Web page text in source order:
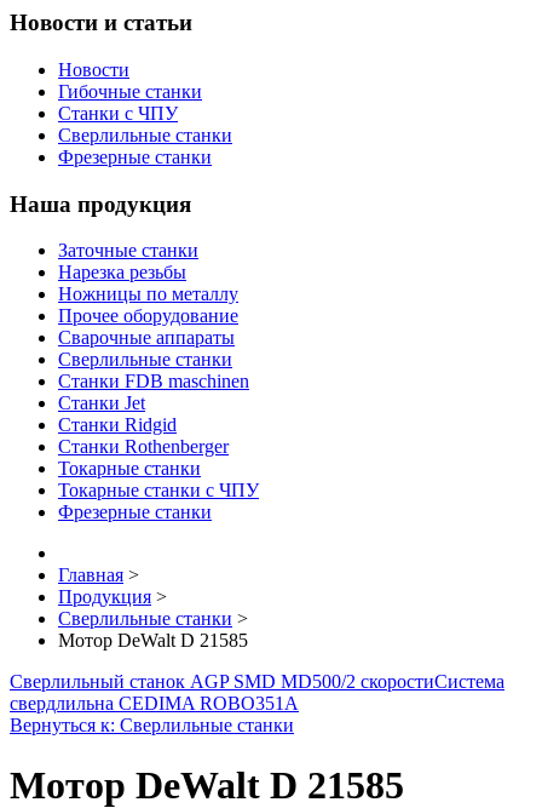
Новости и статьи
Новости
Гибочные станки
Станки с ЧПУ
Сверлильные станки
Фрезерные станки
Наша продукция
Заточные станки
Нарезка резьбы
Ножницы по металлу
Прочее оборудование
Сварочные аппараты
Сверлильные станки
Станки FDB maschinen
Станки Jet
Станки Ridgid
Станки Rothenberger
Токарные станки
Токарные станки с ЧПУ
Фрезерные станки
Главная >
Продукция >
Сверлильные станки >
Мотор DeWalt D 21585
Сверлильный станок AGP SMD MD500/2 скоростиСистема
свердлильна CEDIMA ROBO351A
Вернуться к: Сверлильные станки
Мотор DeWalt D 21585